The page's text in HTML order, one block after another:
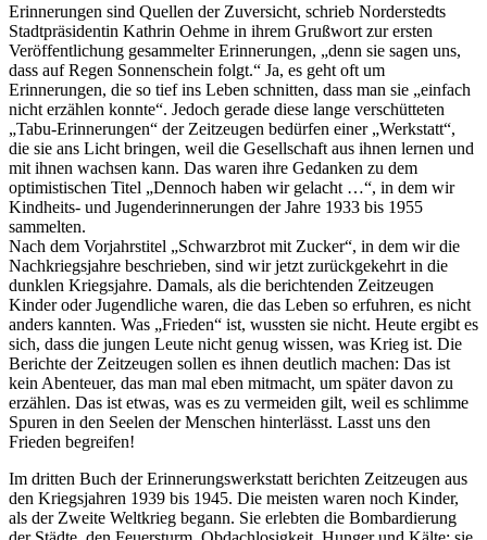
Erinnerungen sind Quellen der Zuversicht, schrieb Norderstedts
Stadtpräsidentin Kathrin Oehme in ihrem Grußwort zur ersten
Veröffentlichung gesammelter Erinnerungen,
denn sie sagen uns,
dass auf Regen Sonnenschein folgt.
Ja, es geht oft um
Erinnerungen, die so tief ins Leben schnitten, dass man sie
einfach
nicht erzählen konnte . Jedoch gerade diese lange verschütteten
Tabu-Erinnerungen
der Zeitzeugen bedürfen einer Werkstatt ,
die sie ans Licht bringen, weil die Gesellschaft aus ihnen lernen und
mit ihnen wachsen kann. Das waren ihre Gedanken zu dem
optimistischen Titel
Dennoch haben wir gelacht … , in dem wir
Kindheits- und Jugenderinnerungen der Jahre 1933 bis 1955
sammelten.
Nach dem Vorjahrstitel
Schwarzbrot mit Zucker , in dem wir die
Nachkriegsjahre beschrieben, sind wir jetzt zurückgekehrt in die
dunklen Kriegsjahre. Damals, als die berichtenden Zeitzeugen
Kinder oder Jugendliche waren, die das Leben so erfuhren, es nicht
anders kannten. Was
Frieden
ist, wussten sie nicht. Heute ergibt es
sich, dass die jungen Leute nicht genug wissen, was Krieg ist. Die
Berichte der Zeitzeugen sollen es ihnen deutlich machen: Das ist
kein Abenteuer, das man mal eben mitmacht, um später davon zu
erzählen. Das ist etwas, was es zu vermeiden gilt, weil es schlimme
Spuren in den Seelen der Menschen hinterlässt. Lasst uns den
Frieden begreifen!
Im dritten Buch der Erinnerungswerkstatt berichten Zeitzeugen aus
den Kriegsjahren 1939 bis 1945. Die meisten waren noch Kinder,
als der Zweite Weltkrieg begann. Sie erlebten die Bombardierung